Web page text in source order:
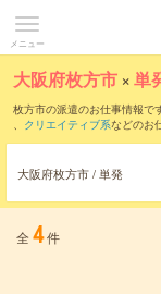
メニュー
大阪府枚方市 ×単
枚方市の派遣のお仕事情報です
、 クリエイティブ系などのお
大阪府枚方市 / 単発
全 4件